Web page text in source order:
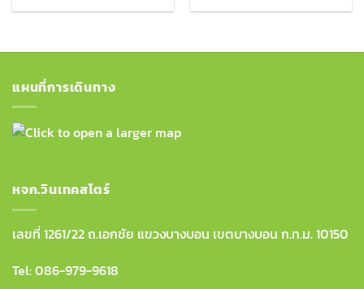
แผนที่การเดินทาง
หจก.วินเทคสโตร์
เลขที่ 1261/22 ถ.เอกชัย แขวงบางบอน เขตบางบอน ก.ท.ม. 10150
Tel:086-979-9618